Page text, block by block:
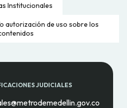
Institucionales
autorización de uso sobre los
JUDICIALES